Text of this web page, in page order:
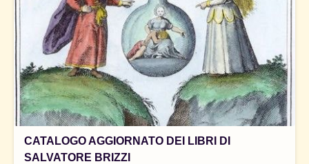
CATALOGO AGGIORNATO DEI LIBRI DI
SALVATORE BRIZZI